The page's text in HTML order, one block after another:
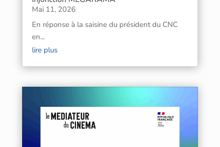
Mai 11, 2026
En réponse à la saisine du président du CNC
en...
lire plus